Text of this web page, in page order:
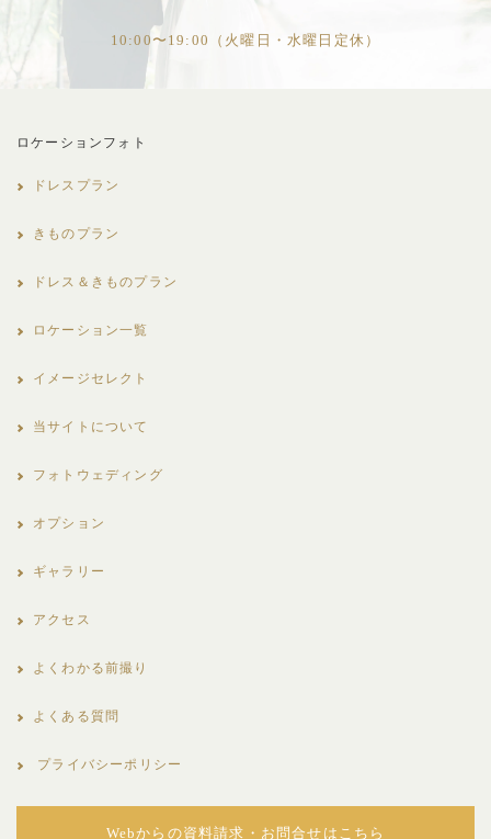
10:00〜19:00（火曜日・水曜日定休）
ロケーションフォト
ドレスプラン
きものプラン
ドレス＆きものプラン
ロケーション一覧
イメージセレクト
当サイトについて
フォトウェディング
オプション
ギャラリー
アクセス
よくわかる前撮り
よくある質問
プライバシーポリシー
Webからの資料請求・お問合せはこちら